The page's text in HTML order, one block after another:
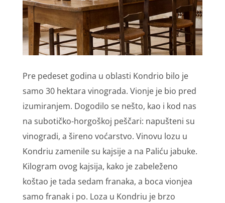
Pre pedeset godina u oblasti Kondrio bilo je
samo 30 hektara vinograda. Vionje je bio pred
izumiranjem. Dogodilo se nešto, kao i kod nas
na subotičko-horgoškoj peščari: napušteni su
vinogradi, a šireno voćarstvo. Vinovu lozu u
Kondriu zamenile su kajsije a na Paliću jabuke.
Kilogram ovog kajsija, kako je zabeleženo
koštao je tada sedam franaka, a boca vionjea
samo franak i po. Loza u Kondriu je brzo